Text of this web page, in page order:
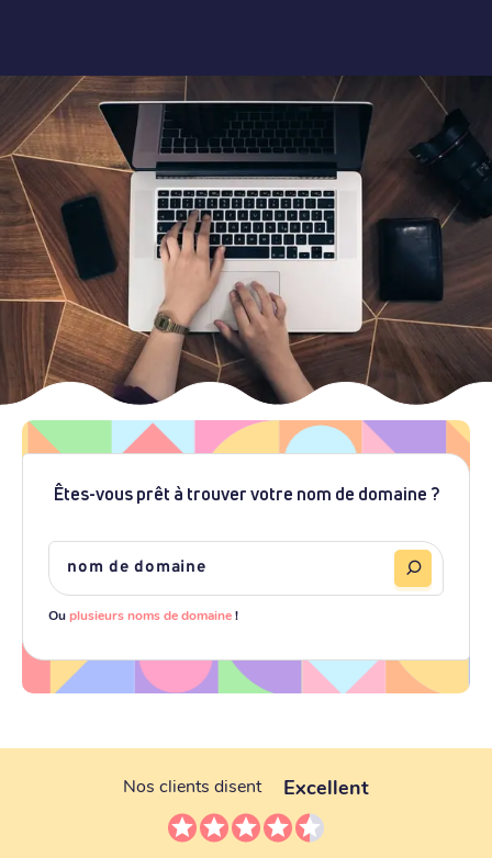
Êtes-vous prêt à trouver votre nom de domaine ?
Ouplusieurs noms de domaine!
Nos clients disent Excellent